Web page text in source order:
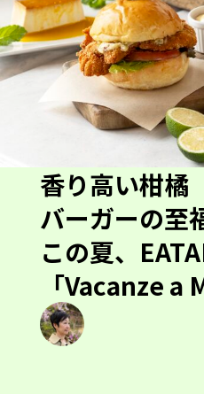
香り高い柑橘
バーガーの至
この夏、
「Vacanze a